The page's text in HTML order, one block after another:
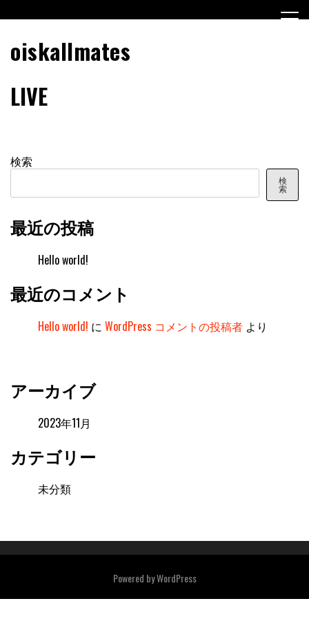
to
oiskallmates
LIVE
検索
検
索
最近の投稿
Hello world!
最近のコメント
Hello world! に WordPress コメントの投稿者 より
アーカイブ
2023年11月
カテゴリー
未分類
Powered byWordPress